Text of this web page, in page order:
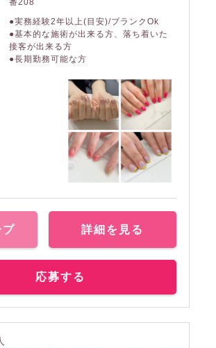
番208
●実務経験2年以上(目安)/ブランクOk
●基本的な施術が出来る方、落ち着いた
接客が出来る方
●長期勤務可能な方
プ 詳細を見る
応募する